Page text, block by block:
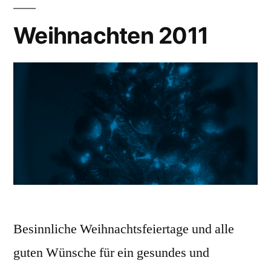
Weihnachten 2011
Besinnliche Weihnachtsfeiertage und alle
guten Wünsche für ein gesundes und